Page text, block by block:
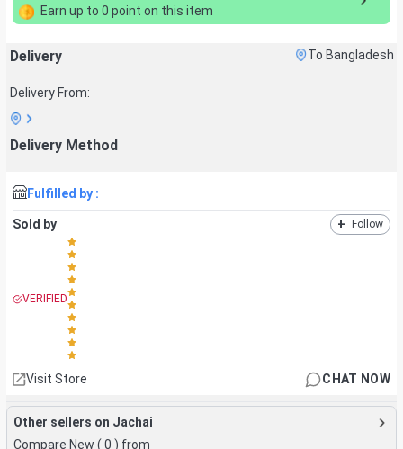
Earn up to 0 point on this item
Delivery To Bangladesh
Delivery From:
Delivery Method
Fulfilled by :
Sold by + Follow
VERIFIED
Visit Store CHAT NOW
Other sellers on Jachai
Compare New ( 0 ) from